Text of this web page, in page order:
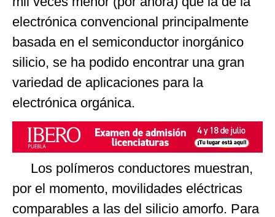
electrónica convencional principalmente
basada en el semiconductor inorgánico
silicio, se ha podido encontrar una gran
variedad de aplicaciones para la
electrónica orgánica.
Los polímeros conductores muestran,
por el momento, movilidades eléctricas
comparables a las del silicio amorfo. Para